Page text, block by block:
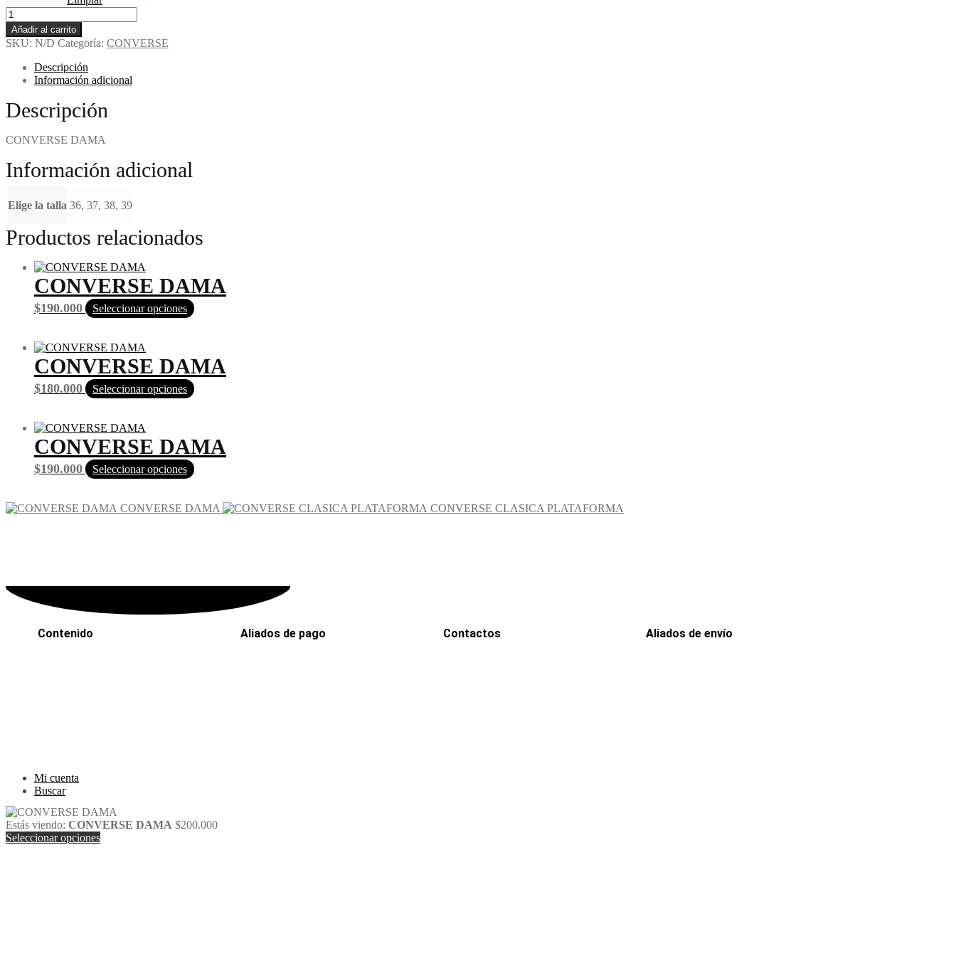
Añadir al carrito
SKU: N/D Categoría: CONVERSE
Descripción
Información adicional
Descripción
CONVERSE DAMA
Información adicional
Elige la talla 36, 37, 38, 39
Productos relacionados
CONVERSE DAMA
$190.000 Seleccionar opciones
CONVERSE DAMA
$180.000 Seleccionar opciones
CONVERSE DAMA
$190.000 Seleccionar opciones
CONVERSE DAMA CONVERSE CLASICA PLATAFORMA
Contenido Aliados de pago Contactos Aliados de envío
Mi cuenta
Buscar
Estás viendo: CONVERSE DAMA $200.000
Seleccionar opciones